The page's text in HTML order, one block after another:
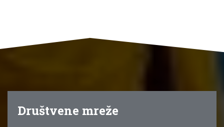
Društvene mreže